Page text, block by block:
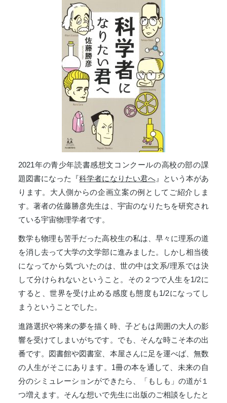
2021年の青少年読書感想文コンクールの高校の部の課
題図書になった『科学者になりたい君へ』という本があ
ります。大人側からの企画立案の例としてご紹介しま
す。著者の佐藤勝彦先生は、宇宙のなりたちを研究され
ている宇宙物理学者です。
数学も物理も苦手だった高校生の私は、早々に理系の道
を消し去って大学の文学部に進みました。しかし相当後
になってから気づいたのは、世の中は文系/理系では決
して分けられないということ。その２つで人生を1/2に
すると、世界を受け止める感度も態度も1/2になってし
まうということでした。
進路選択や将来の夢を描く時、子どもは周囲の大人の影
響を受けてしまいがちです。でも、そんな時こそ本の出
番です。図書館や図書室、本屋さんに足を運べば、無数
の人生がそこにあります。1冊の本を通して、未来の自
分のシミュレーションができたら、「もしも」の道が１
つ増えます。そんな想いで先生に出版のご相談をしたと